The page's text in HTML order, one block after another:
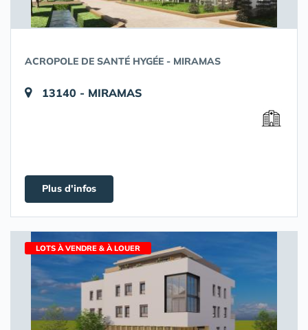
ACROPOLE DE SANTÉ HYGÉE - MIRAMAS
13140 - MIRAMAS
Plus d'infos
LOTS À VENDRE & À LOUER